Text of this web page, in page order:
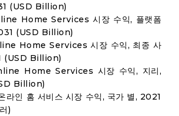
(USD Billion)
Home Services 시장 수익, 플랫폼
(USD Billion)
Home Services 시장 수익, 최종 사
(USD Billion)
Home Services 시장 수익, 지리,
Billion)
라인 홈 서비스 시장 수익, 국가 별, 2021
)